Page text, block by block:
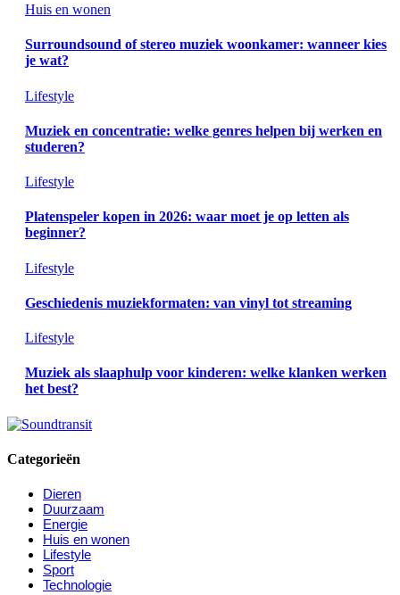
Huis en wonen
Surroundsound of stereo muziek woonkamer: wanneer kies
je wat?
Lifestyle
Muziek en concentratie: welke genres helpen bij werken en
studeren?
Lifestyle
Platenspeler kopen in 2026: waar moet je op letten als
beginner?
Lifestyle
Geschiedenis muziekformaten: van vinyl tot streaming
Lifestyle
Muziek als slaaphulp voor kinderen: welke klanken werken
het best?
Categorieën
Dieren
Duurzaam
Energie
Huis en wonen
Lifestyle
Sport
Technologie